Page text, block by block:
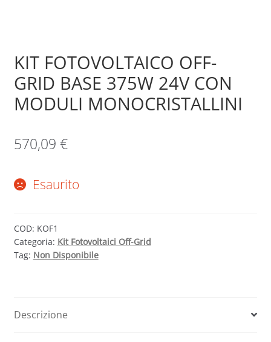
KIT FOTOVOLTAICO OFF-
GRID BASE 375W 24V CON
MODULI MONOCRISTALLINI
570,09 €
Esaurito
COD: KOF1
Categoria: Kit Fotovoltaici Off-Grid
Tag: Non Disponibile
Descrizione